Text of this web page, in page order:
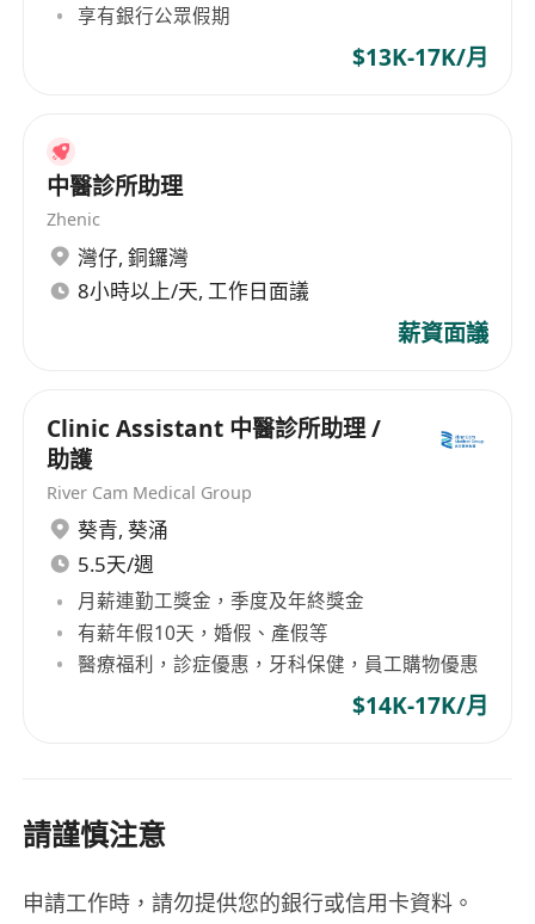
享有銀行公眾假期
$13K-17K/月
中醫診所助理
Zhenic
灣仔, 銅鑼灣
8小時以上/天, 工作日面議
薪資面議
Clinic Assistant 中醫診所助理 /
助護
River Cam Medical Group
葵青, 葵涌
5.5天/週
月薪連勤工獎金，季度及年終獎金
有薪年假10天，婚假、產假等
醫療福利，診症優惠，牙科保健，員工購物優惠
$14K-17K/月
請謹慎注意
申請工作時，請勿提供您的銀行或信用卡資料。